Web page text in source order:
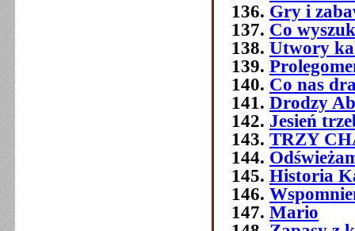
Gry i
Co
Utwory
Co nas
Drodzy
Jesień
TRZY
Historia
Mario